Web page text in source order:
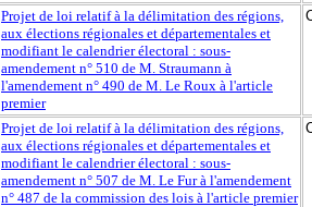
Projet de loi relatif à la délimitation des régions,
aux élections régionales et départementales et
modifiant le calendrier électoral : sous-
amendement n° 510 de M. Straumann à
l'amendement n° 490 de M. Le Roux à l'article
premier
Projet de loi relatif à la délimitation des régions,
aux élections régionales et départementales et
modifiant le calendrier électoral : sous-
amendement n° 507 de M. Le Fur à l'amendement
n° 487 de la commission des lois à l'article premier